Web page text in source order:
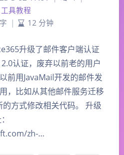
工具教程
| 12 分钟
升级了邮件客户端认证
认证，废弃以前老的用户
前用JavaMail开发的邮件发
，比如从其他邮件服务迁移
方式修改相关代码。 升级
zh-…